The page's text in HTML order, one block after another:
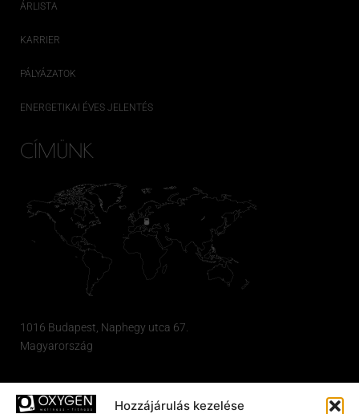
Hozzájárulás kezelése
ÁRLISTA
KARRIER
PÁLYÁZATOK
ENERGETIKAI ÉVES JELENTÉS
CÍMÜNK
1016 Budapest, Naphegy utca 67.
Magyarország
NYITVATARTÁS